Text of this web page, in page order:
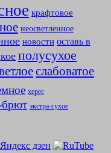
крафтовое
неосветленное
новости оставь в
полусухое
слабоватое
херес
брют экстра-сухое